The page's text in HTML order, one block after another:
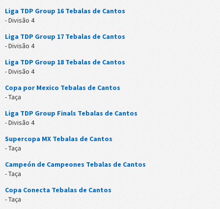
Liga TDP Group 16 Tebalas de Cantos
- Divisão 4
Liga TDP Group 17 Tebalas de Cantos
- Divisão 4
Liga TDP Group 18 Tebalas de Cantos
- Divisão 4
Copa por Mexico Tebalas de Cantos
- Taça
Liga TDP Group Finals Tebalas de Cantos
- Divisão 4
Supercopa MX Tebalas de Cantos
- Taça
Campeón de Campeones Tebalas de Cantos
- Taça
Copa Conecta Tebalas de Cantos
- Taça